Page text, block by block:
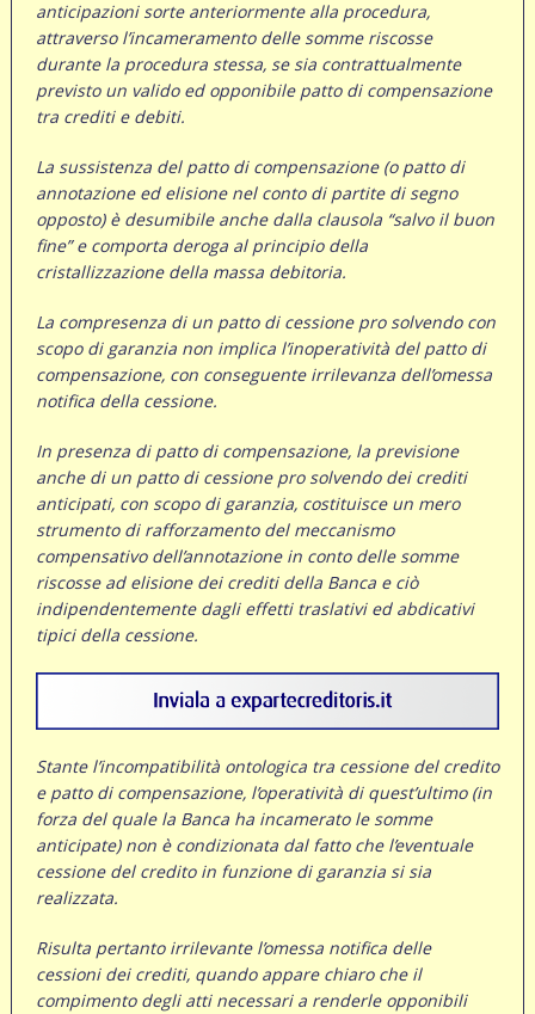
anticipazioni sorte anteriormente alla procedura,
attraverso l’incameramento delle somme riscosse
durante la procedura stessa, se sia contrattualmente
previsto un valido ed opponibile patto di compensazione
tra crediti e debiti.
La sussistenza del patto di compensazione (o patto di
annotazione ed elisione nel conto di partite di segno
opposto) è desumibile anche dalla clausola “salvo il buon
fine” e comporta deroga al principio della
cristallizzazione della massa debitoria.
La compresenza di un patto di cessione pro solvendo con
scopo di garanzia non implica l’inoperatività del patto di
compensazione, con conseguente irrilevanza dell’omessa
notifica della cessione.
In presenza di patto di compensazione, la previsione
anche di un patto di cessione pro solvendo dei crediti
anticipati, con scopo di garanzia, costituisce un mero
strumento di rafforzamento del meccanismo
compensativo dell’annotazione in conto delle somme
riscosse ad elisione dei crediti della Banca e ciò
indipendentemente dagli effetti traslativi ed abdicativi
tipici della cessione.
Stante l’incompatibilità ontologica tra cessione del credito
e patto di compensazione, l’operatività di quest’ultimo (in
forza del quale la Banca ha incamerato le somme
anticipate) non è condizionata dal fatto che l’eventuale
cessione del credito in funzione di garanzia si sia
realizzata.
Risulta pertanto irrilevante l’omessa notifica delle
cessioni dei crediti, quando appare chiaro che il
compimento degli atti necessari a renderle opponibili